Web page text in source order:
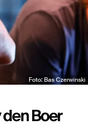
Foto: Bas Czerwinski
Boer